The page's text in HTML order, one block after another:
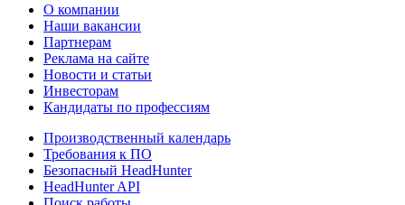
О компании
Наши вакансии
Партнерам
Реклама на сайте
Новости и статьи
Инвесторам
Кандидаты по профессиям
Производственный календарь
Требования к ПО
Безопасный HeadHunter
HeadHunter API